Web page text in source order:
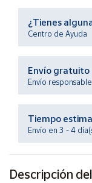
Productos
Solidarios
Ayuda
Centro
Contacto
Vendedores
¿Tienes
Centro de Ayuda
Envío gratuito
Envío
Tiempo
Envío en 3 - 4
Descripción